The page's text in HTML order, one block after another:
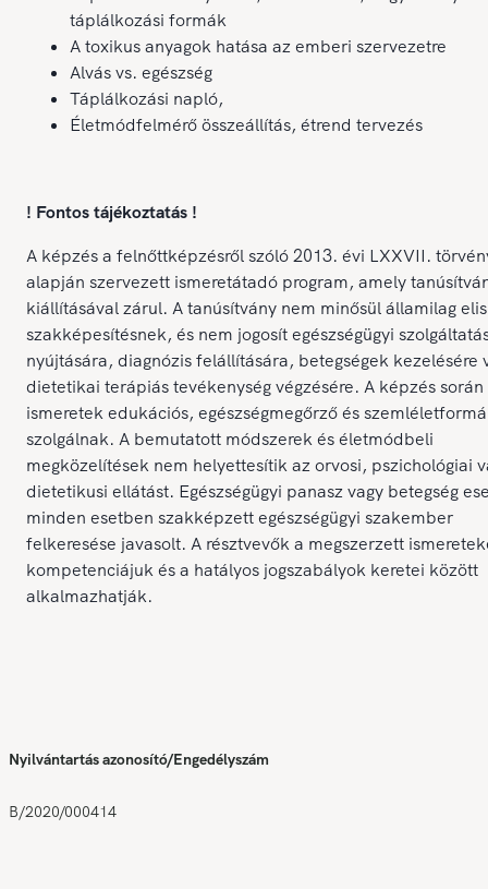
táplálkozási formák
A toxikus anyagok hatása az emberi szervezetre
Alvás vs. egészség
Táplálkozási napló,
Életmódfelmérő összeállítás, étrend tervezés
! Fontos tájékoztatás !
A képzés a felnőttképzésről szóló 2013. évi LXXVII.
alapján szervezett ismeretátadó program, amely
kiállításával zárul. A tanúsítvány nem minősül államilag
szakképesítésnek, és nem jogosít egészségügyi
nyújtására, diagnózis felállítására, betegségek kezelésére
dietetikai terápiás tevékenység végzésére. A képzés
ismeretek edukációs, egészségmegőrző és
szolgálnak. A bemutatott módszerek és életmódbeli
megközelítések nem helyettesítik az orvosi, pszichológiai
dietetikusi ellátást. Egészségügyi panasz vagy betegség
minden esetben szakképzett egészségügyi szakember
felkeresése javasolt. A résztvevők a megszerzett
kompetenciájuk és a hatályos jogszabályok keretei között
alkalmazhatják.
Nyilvántartás azonosító/Engedélyszám
B/2020/000414